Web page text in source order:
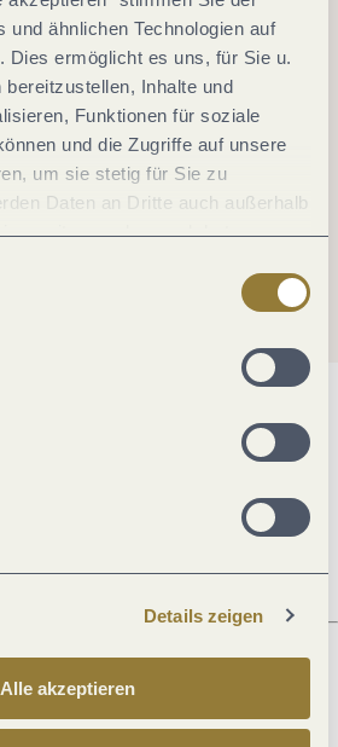
und ähnlichen Technologien auf
Dies ermöglicht es uns, für Sie u.
bereitzustellen, Inhalte und
Funktionen für soziale
und die Zugriffe auf unsere
um sie stetig für Sie zu
Daten an Dritte auch außerhalb
weitergegeben und dort
Mit der Auswahl "Alle
Beeinträchtigungen in der Nutzung
Details zeigen
Alle akzeptieren
Informationen
nächstes tun?